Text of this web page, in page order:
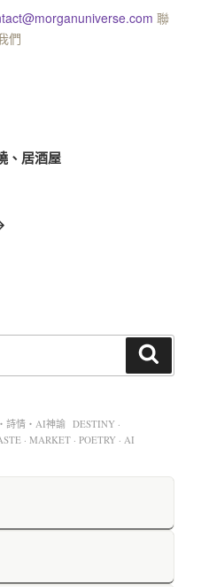
聯
們
、居酒屋
詩情・AI神諭 DESTINY ·
· MARKET · POETRY · AI